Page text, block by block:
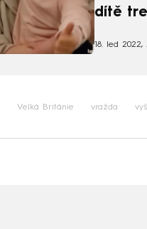
dítě
18. led 2022,
Velká Británie vražda